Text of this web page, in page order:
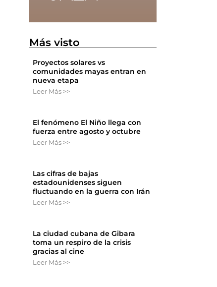
Más visto
Proyectos solares vs
comunidades mayas entran en
nueva etapa
Leer Más >>
El fenómeno El Niño llega con
fuerza entre agosto y octubre
Leer Más >>
Las cifras de bajas
estadounidenses siguen
fluctuando en la guerra con Irán
Leer Más >>
La ciudad cubana de Gibara
toma un respiro de la crisis
gracias al cine
Leer Más >>